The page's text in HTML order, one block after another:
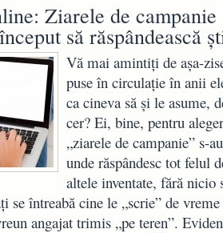
Ziarele de campanie
să răspândească
Vă mai amintiţi de aşa-
puse în circulaţie în anii
ca cineva să şi le asume,
cer? Ei, bine, pentru
„ziarele de campanie” s-
unde răspândesc tot felul
altele inventate, fără nicio
se întreabă cine le „scrie” de
angajat trimis „pe teren”.